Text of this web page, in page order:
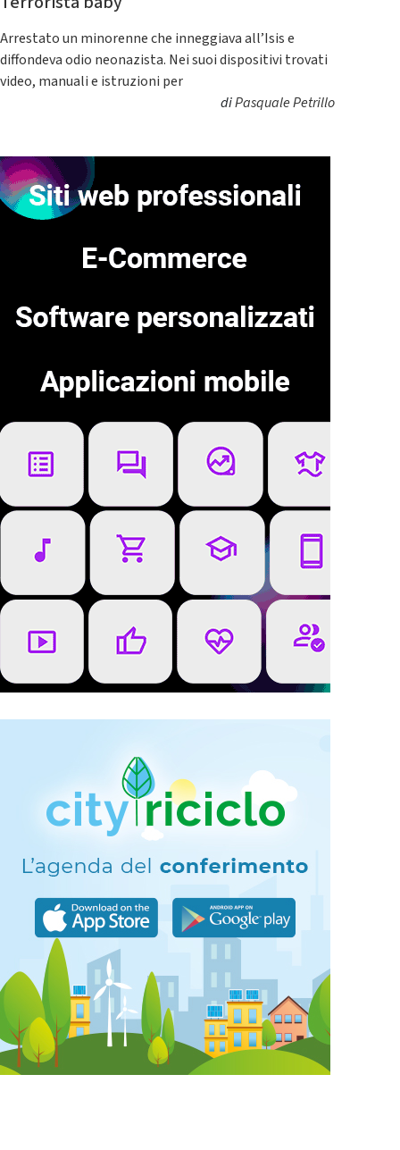
Arrestato un minorenne che inneggiava all’Isis e
diffondeva odio neonazista. Nei suoi dispositivi trovati
video, manuali e istruzioni per
diPasquale Petrillo